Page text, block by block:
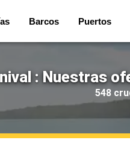
Barcos Puertos
: Nuestras
548